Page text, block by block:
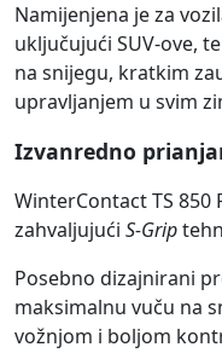
Namijenjena je za
uključujući SUV-ove,
na snijegu, kratkim
upravljanjem u svim
Izvanredno
WinterContact TS
zahvaljujući S-Grip
Posebno dizajnirani
maksimalnu vuču na
vožnjom i boljom